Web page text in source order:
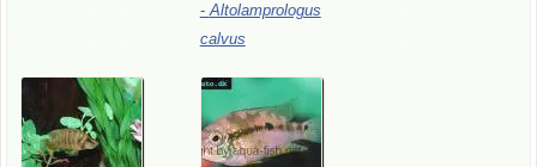
-Altolamprologus
calvus